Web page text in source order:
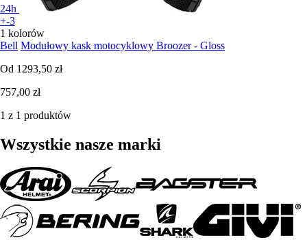
24h
+-3
1 kolorów
Bell Modułowy kask motocyklowy Broozer - Gloss
Od 1293,50 zł
757,00 zł
1 z 1 produktów
Wszystkie nasze marki